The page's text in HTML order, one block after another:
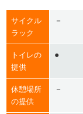
サイクル
ラック
－
トイレの
提供
●
休憩場所
の提供
－